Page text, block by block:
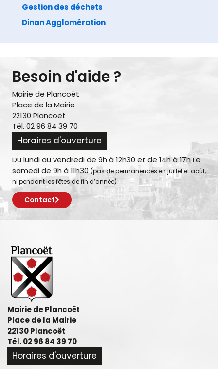
Gestion des déchets
Dinan Agglomération
Besoin d'aide ?
Mairie de Plancoët
Place de la Mairie
22130 Plancoët
Tél. 02 96 84 39 70
Horaires d'ouverture
Du lundi au vendredi de 9h à 12h30 et de 14h à 17h Le
samedi de 9h à 11h30 (pas de permanences en juillet et août,
ni pendant les fêtes de fin d’année)
Contact
Mairie de Plancoët
Place de la Mairie
22130 Plancoët
Tél. 02 96 84 39 70
Horaires d'ouverture